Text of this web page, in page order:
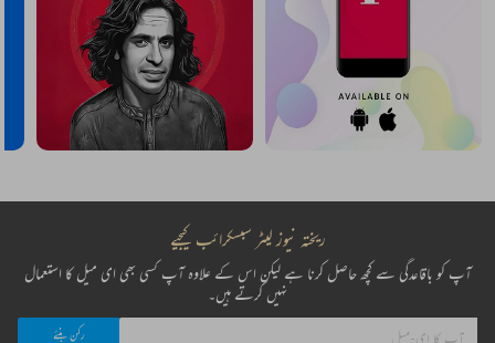
ریختہ نیوز لیٹر سبسکرائب کیجیے
آپ کو باقاعدگی سے کچھ حاصل کرنا ہے لیکن اس کے علاوہ آپ کسی بھی ای میل کا استعمال
نہیں کرتے ہیں۔